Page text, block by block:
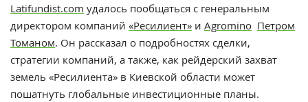
Latifundist.com удалось пообщаться с генеральным
директором компаний «Ресилиент» и Agromino Петром
Томаном. Он рассказал о подробностях сделки,
стратегии компаний, а также, как рейдерский захват
земель «Ресилиента» в Киевской области может
пошатнуть глобальные инвестиционные планы.